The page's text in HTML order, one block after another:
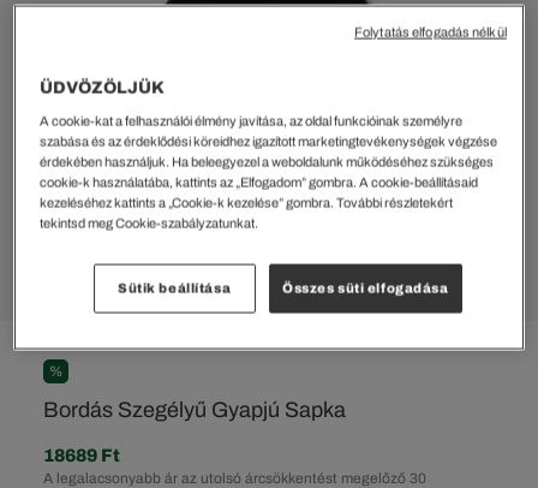
%
Bordás Szegélyű Gyapjú Sapka
A legalacsonyabb ár az utolsó árcsökkentést megelőző 30
18689 Ft
ÜDVÖZÖLJÜK
A cookie-kat a felhasználói élmény javítása, az oldal funkcióinak személyre
szabása és az érdeklődési köreidhez igazított marketingtevékenységek végzése
érdekében használjuk. Ha beleegyezel a weboldalunk működéséhez szükséges
cookie-k használatába, kattints az „Elfogadom” gombra. A cookie-beállításaid
kezeléséhez kattints a „Cookie-k kezelése” gombra. További részletekért
tekintsd meg Cookie-szabályzatunkat.
Sütik beállítása Összes süti elfogadása
Folytatás elfogadás nélkül